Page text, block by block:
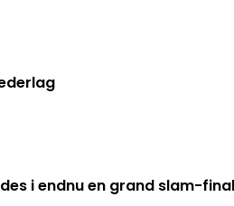
i endnu en grand slam-